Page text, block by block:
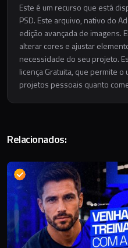
Este é um recurso que está
PSD. Este arquivo, nativo do
edição avançada de imagens.
alterar cores e ajustar
necessidade do seu projeto.
licença Gratuita, que permite
projetos pessoais quanto
Relacionados: